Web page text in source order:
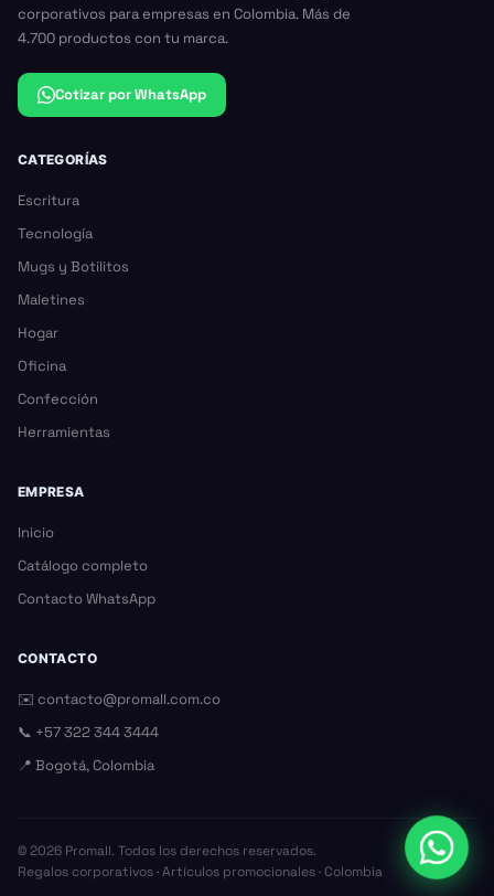
corporativos para empresas en Colombia. Más de
4.700 productos con tu marca.
Cotizar por WhatsApp
CATEGORÍAS
Escritura
Tecnología
Mugs y Botilitos
Maletines
Hogar
Oficina
Confección
Herramientas
EMPRESA
Inicio
Catálogo completo
Contacto WhatsApp
CONTACTO
✉️ contacto@promall.com.co
📞 +57 322 344 3444
📍 Bogotá, Colombia
©2026 Promall. Todos los derechos reservados.
Regalos corporativos · Artículos promocionales · Colombia